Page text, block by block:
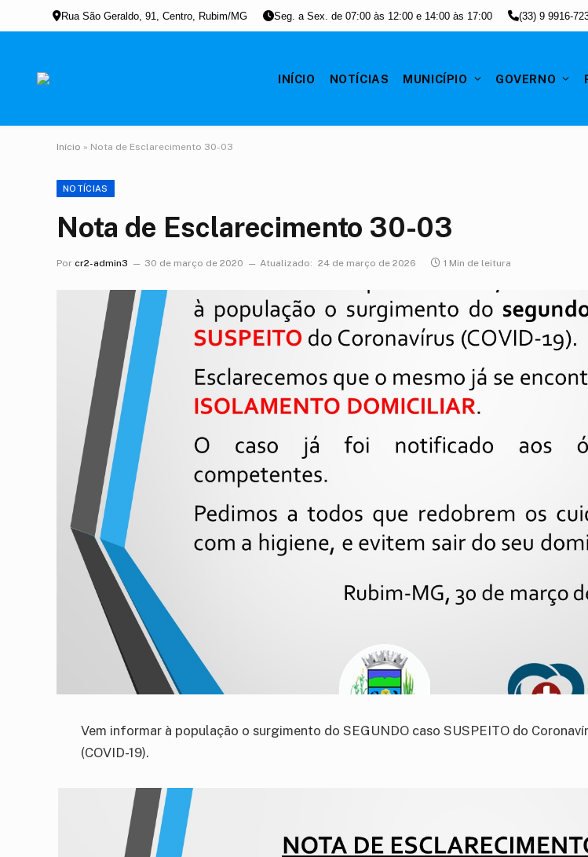
Rua São Geraldo, 91, Centro, Rubim/MG Seg. a Sex. de 07:00 às 12:00 e 14:00 às 17:00 (33) 9 9916-
INÍCIO NOTÍCIAS MUNICÍPIO GOVERNO
Início » Nota de Esclarecimento 30-03
NOTÍCIAS
Nota de Esclarecimento 30-03
Por cr2-admin3 30 de março de 2020 Atualizado: 24 de março de 2026 1 Min de leitura
Vem informar à população o surgimento do SEGUNDO caso SUSPEITO do
(COVID-19).